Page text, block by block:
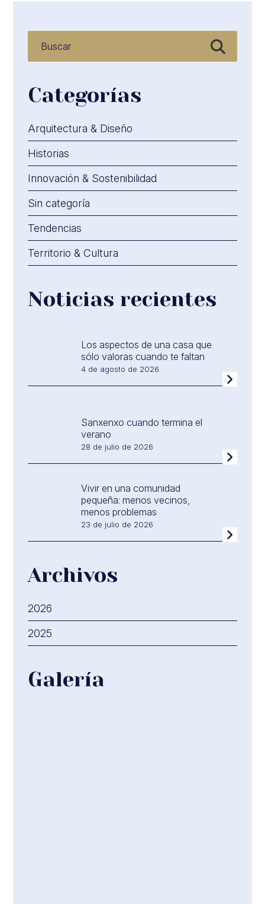
Categorías
Arquitectura & Diseño
Historias
Innovación & Sostenibilidad
Sin categoría
Tendencias
Territorio & Cultura
Noticias recientes
Los aspectos de una casa que
sólo valoras cuando te faltan
4 de agosto de 2026
Sanxenxo cuando termina el
verano
28 de julio de 2026
Vivir en una comunidad
pequeña: menos vecinos,
menos problemas
23 de julio de 2026
Archivos
2026
2025
Galería